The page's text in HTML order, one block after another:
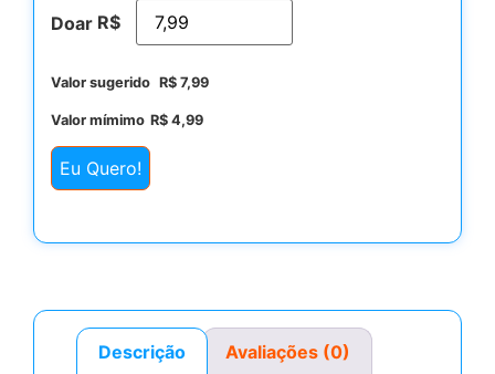
Doar R$
Valor sugerido R$ 7,99
Valor mímimo R$ 4,99
Eu Quero!
Descrição Avaliações (0)